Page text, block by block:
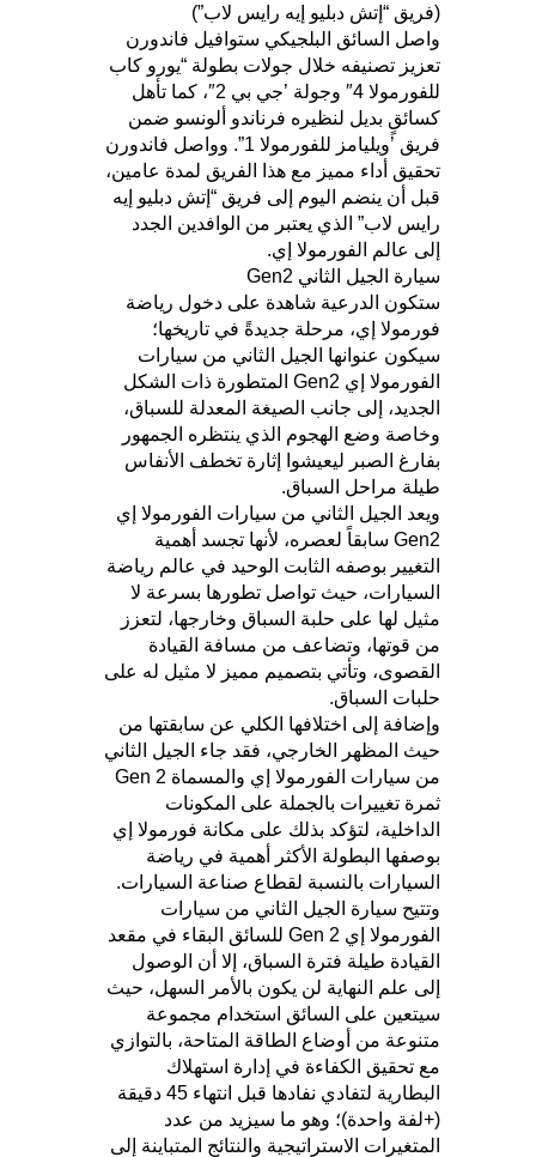
(فريق “إتش دبليو إيه رايس لاب”)
واصل السائق البلجيكي ستوافيل فاندورن
تعزيز تصنيفه خلال جولات بطولة “يورو كاب
للفورمولا 4″ وجولة ’جي بي 2″، كما تأهل
كسائقٍ بديل لنظيره فرناندو ألونسو ضمن
فريق ’ويليامز للفورمولا 1”. وواصل فاندورن
تحقيق أداء مميز مع هذا الفريق لمدة عامين،
قبل أن ينضم اليوم إلى فريق “إتش دبليو إيه
رايس لاب” الذي يعتبر من الوافدين الجدد
إلى عالم الفورمولا إي.
سيارة الجيل الثاني Gen2
ستكون الدرعية شاهدة على دخول رياضة
فورمولا إي، مرحلة جديدةً في تاريخها؛
سيكون عنوانها الجيل الثاني من سيارات
الفورمولا إي Gen2 المتطورة ذات الشكل
الجديد، إلى جانب الصيغة المعدلة للسباق،
وخاصة وضع الهجوم الذي ينتظره الجمهور
بفارغ الصبر ليعيشوا إثارة تخطف الأنفاس
طيلة مراحل السباق.
ويعد الجيل الثاني من سيارات الفورمولا إي
Gen2 سابقاً لعصره، لأنها تجسد أهمية
التغيير بوصفه الثابت الوحيد في عالم رياضة
السيارات، حيث تواصل تطورها بسرعة لا
مثيل لها على حلبة السباق وخارجها، لتعزز
من قوتها، وتضاعف من مسافة القيادة
القصوى، وتأتي بتصميم مميز لا مثيل له على
حلبات السباق.
وإضافة إلى اختلافها الكلي عن سابقتها من
حيث المظهر الخارجي، فقد جاء الجيل الثاني
من سيارات الفورمولا إي والمسماة Gen 2
ثمرة تغييرات بالجملة على المكونات
الداخلية، لتؤكد بذلك على مكانة فورمولا إي
بوصفها البطولة الأكثر أهمية في رياضة
السيارات بالنسبة لقطاع صناعة السيارات.
وتتيح سيارة الجيل الثاني من سيارات
الفورمولا إي Gen 2 للسائق البقاء في مقعد
القيادة طيلة فترة السباق، إلا أن الوصول
إلى علم النهاية لن يكون بالأمر السهل، حيث
سيتعين على السائق استخدام مجموعة
متنوعة من أوضاع الطاقة المتاحة، بالتوازي
مع تحقيق الكفاءة في إدارة استهلاك
البطارية لتفادي نفادها قبل انتهاء 45 دقيقة
(+لفة واحدة)؛ وهو ما سيزيد من عدد
المتغيرات الاستراتيجية والنتائج المتباينة إلى